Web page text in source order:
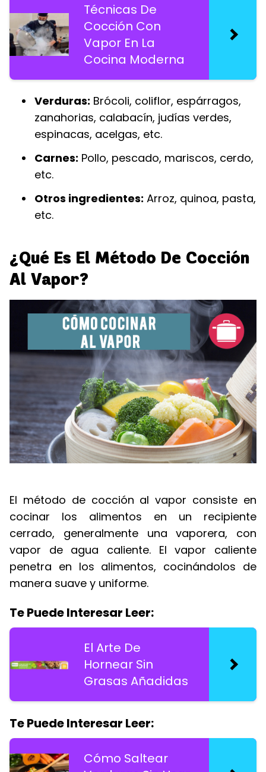
Técnicas De
Cocción Con
Vapor En La
Cocina Moderna
Verduras: Brócoli, coliflor, espárragos,
zanahorias, calabacín, judías verdes,
espinacas, acelgas, etc.
Carnes: Pollo, pescado, mariscos, cerdo,
etc.
Otros ingredientes: Arroz, quinoa, pasta,
etc.
¿Qué Es El Método De Cocción
Al Vapor?
El método de cocción al vapor consiste en
cocinar los alimentos en un recipiente
cerrado, generalmente una vaporera, con
vapor de agua caliente. El vapor caliente
penetra en los alimentos, cocinándolos de
manera suave y uniforme.
Te Puede Interesar Leer:
El Arte De
Hornear Sin
Grasas Añadidas
Te Puede Interesar Leer:
Cómo Saltear